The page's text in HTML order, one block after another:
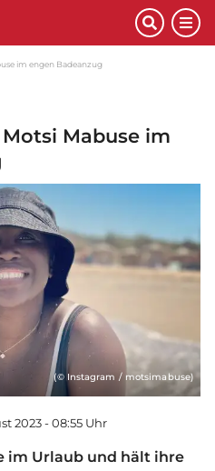
im engen Badeanzug
Mabuse im
(© Instagram / motsimabuse)
2023 - 08:55 Uhr
im Urlaub und hält ihre